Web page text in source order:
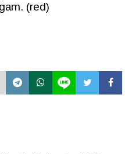
(red)